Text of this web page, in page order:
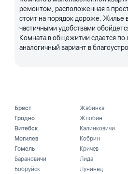
ремонтом, расположенная в
стоит на порядок дороже. Жилье
частичными удобствами
Комната в общежитии сдается
аналогичный вариант в
Брест
Гродно
Витебск
Могилев
Гомель
Барановичи
Бобруйск
Жабинка
Жлобин
Калинковичи
Кобрин
Кричев
Лида
Лунинец